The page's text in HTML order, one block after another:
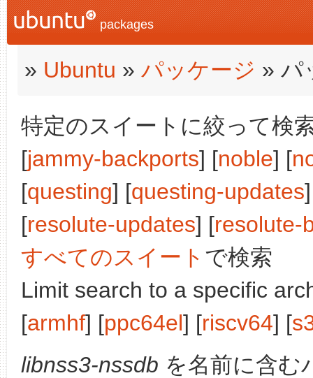
packages
» Ubuntu » パッケージ » パ
特定のスイートに絞って検
[jammy-backports] [noble] [
[questing] [questing-updates
[resolute-updates] [resolute-
すべてのスイート で検索
Limit search to a specific
[armhf] [ppc64el] [riscv64] [
libnss3-nssdb を名前に含む